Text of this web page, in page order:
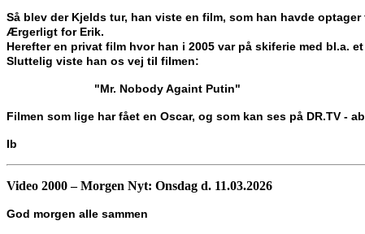
Så blev der Kjelds tur, han viste en film, som han havde
Ærgerligt for Erik.
Herefter en privat film hvor han i 2005 var på skiferie med bl.a.
Sluttelig viste han os vej til filmen:
"Mr. Nobody Againt Putin"
Filmen som lige har fået en Oscar, og som kan ses på DR.TV -
Ib
Video 2000 – Morgen Nyt: Onsdag d. 11.03.2026
God morgen alle sammen